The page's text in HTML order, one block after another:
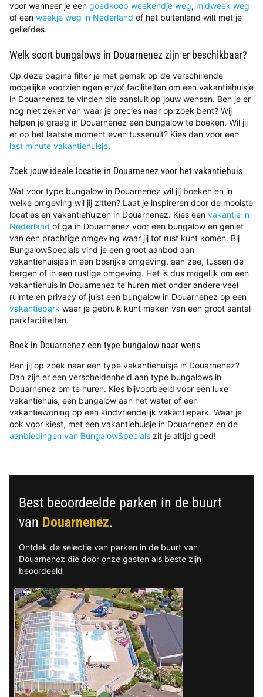
voor wanneer je een goedkoop weekendje weg, midweek weg
of een weekje weg in Nederland of het buitenland wilt met je
geliefdes.
Welk soort bungalows in Douarnenez zijn er beschikbaar?
Op deze pagina filter je met gemak op de verschillende
mogelijke voorzieningen en/of faciliteiten om een vakantiehuisje
in Douarnenez te vinden die aansluit op jouw wensen. Ben je er
nog niet zeker van waar je precies naar op zoek bent? Wij
helpen je graag in Douarnenez een bungalow te boeken. Wil jij
er op het laatste moment even tussenuit? Kies dan voor een
last minute vakantiehuisje.
Zoek jouw ideale locatie in Douarnenez voor het vakantiehuis
Wat voor type bungalow in Douarnenez wil jij boeken en in
welke omgeving wil jij zitten? Laat je inspireren door de mooiste
locaties en vakantiehuizen in Douarnenez. Kies een vakantie in
Nederland of ga in Douarnenez voor een bungalow en geniet
van een prachtige omgeving waar jij tot rust kunt komen. Bij
BungalowSpecials vind je een groot aanbod aan
vakantiehuisjes in een bosrijke omgeving, aan zee, tussen de
bergen of in een rustige omgeving. Het is dus mogelijk om een
vakantiehuis in Douarnenez te huren met onder andere veel
ruimte en privacy of juist een bungalow in Douarnenez op een
vakantiepark waar je gebruik kunt maken van een groot aantal
parkfaciliteiten.
Boek in Douarnenez een type bungalow naar wens
Ben jij op zoek naar een type vakantiehuisje in Douarnenez?
Dan zijn er een verscheidenheid aan type bungalows in
Douarnenez om te huren. Kies bijvoorbeeld voor een luxe
vakantiehuis, een bungalow aan het water of een
vakantiewoning op een kindvriendelijk vakantiepark. Waar je
ook voor kiest, met een vakantiehuisje in Douarnenez en de
aanbiedingen van BungalowSpecials zit je altijd goed!
Best beoordeelde parken in de buurt
van Douarnenez.
Ontdek de selectie van parken in de buurt van
Douarnenez die door onze gasten als beste zijn
beoordeeld